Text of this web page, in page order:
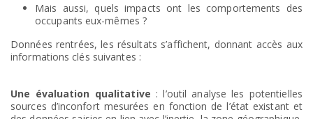
Mais aussi, quels impacts ont les comportements des
occupants eux-mêmes ?
Données rentrées, les résultats s’affichent, donnant accès aux
informations clés suivantes :
Une évaluation qualitative : l’outil analyse les potentielles
sources d’inconfort mesurées en fonction de l’état existant et